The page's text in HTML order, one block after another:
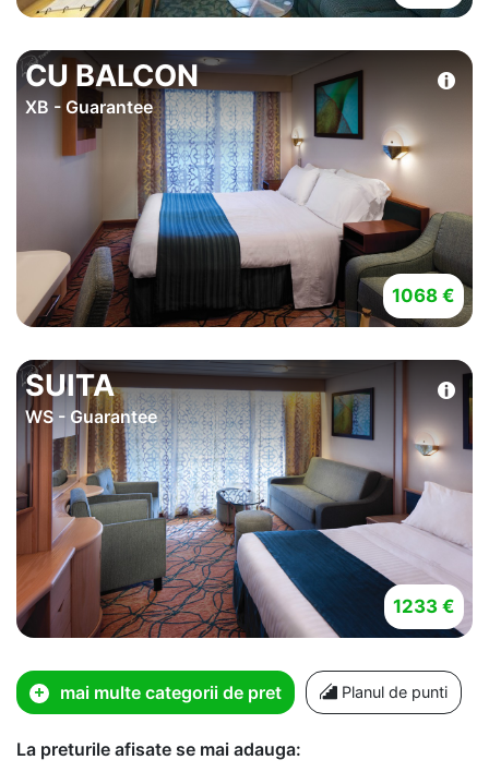
CU BALCON
XB - Guarantee
1068 €
SUITA
WS - Guarantee
1233 €
mai multe categorii de pret Planul de punti
La preturile afisate se mai adauga: